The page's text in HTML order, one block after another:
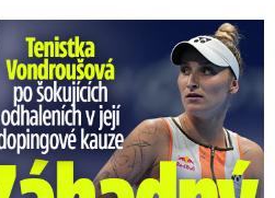
v kauze: Záhadný vzkaz!